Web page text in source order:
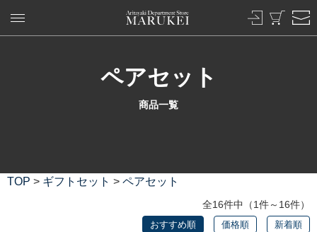
ペアセット
商品一覧
TOP > ギフトセット > ペアセット
全16件中（1件～16件）
おすすめ順 価格順 新着順